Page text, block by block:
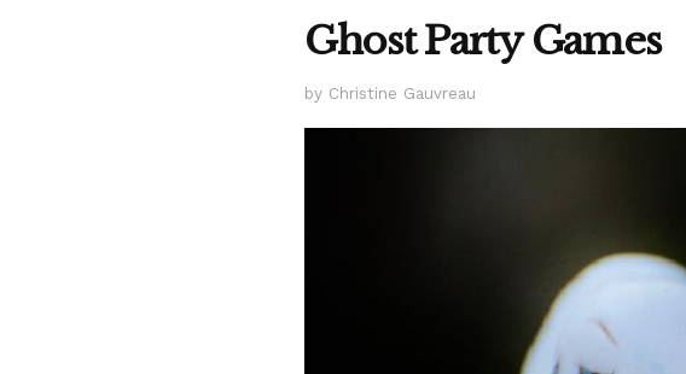
Ghost Party Games
by Christine Gauvreau